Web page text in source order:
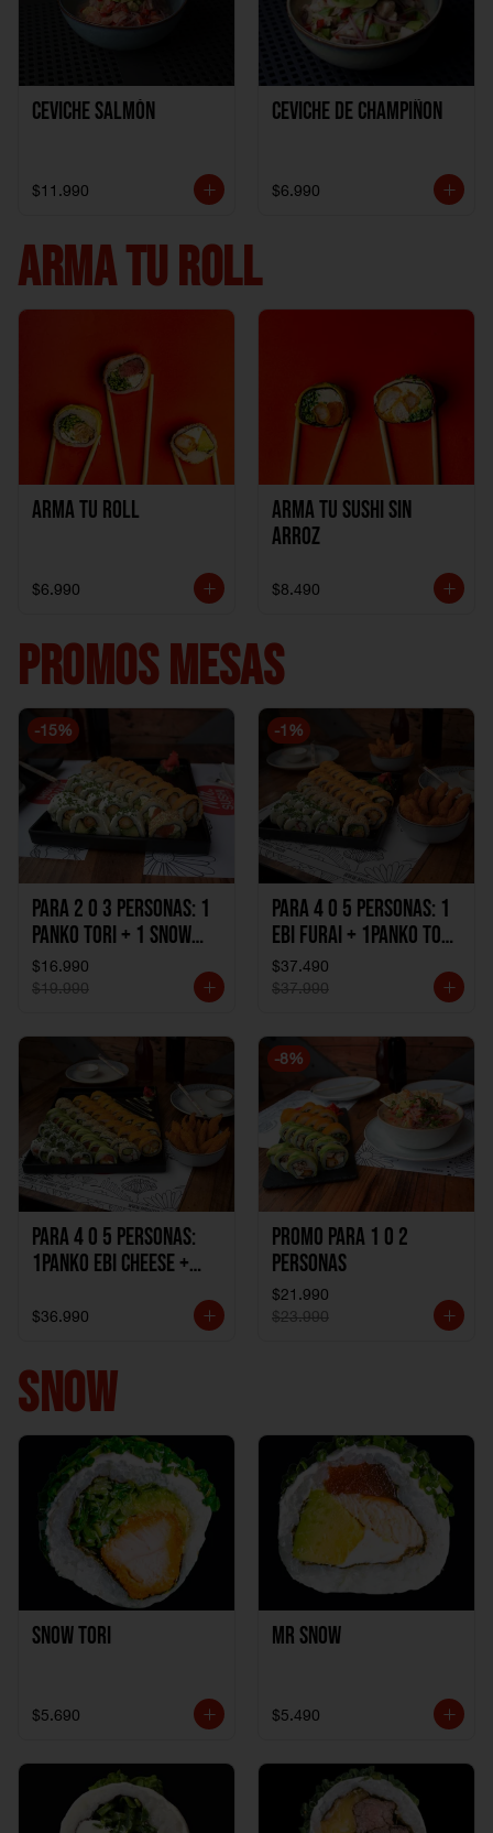
Ceviche Salmón
$11.990
Ceviche de Champiñon
$6.990
ARMA TU ROLL
Arma Tu Roll
$6.990
Arma tu Sushi sin
Arroz
$8.490
PROMOS MESAS
-15%
Para 2 o 3 personas: 1
Panko Tori + 1 Snow
Ebi Cheese + 1
California Sake Cheese
$16.990
$19.990
-1 %
Para 4 o 5 personas: 1
Ebi Furai + 1Panko Tori
+ 1Snow Kani +
1California Sake +
1Katzu de Camaron
$37.490
$37.990
Para 4 o 5 personas:
1Panko Ebi Cheese +
Sake + 1Avocado Beto
1Katzu de Pollo
$36.990
-8%
Promo Para 1 o 2
personas
$21.990
$23.990
SNOW
Snow Tori
$5.690
Mr Snow
$5.490